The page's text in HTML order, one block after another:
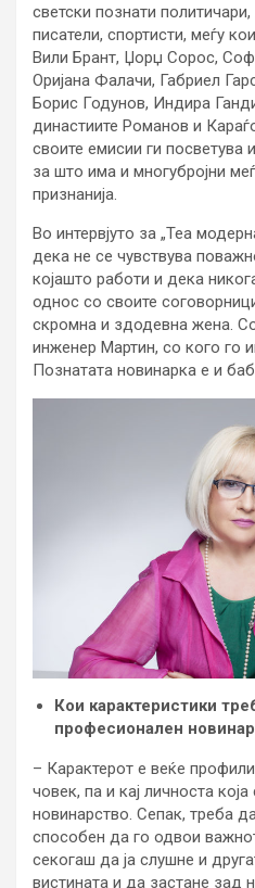
светски познати
писатели, спортисти, меѓу
Вили Брант, Џорџ Сорос,
Оријана Фалачи, Габриел
Борис Годунов, Индира
династиите Романов и
своите емисии ги посветува
за што има и многубројни
признанија.
Во интервјуто за „Теа
дека не се чувствува
којашто работи и дека
однос со своите
скромна и здодевна жена.
инженер Мартин, со кого го
Познатата новинарка е и
Кои карактеристики
професионален
– Карактерот е веќе
човек, па и кај личноста
новинарство. Сепак, треба
способен да го одвои
секогаш да ја слушне и
вистината и да застане зад